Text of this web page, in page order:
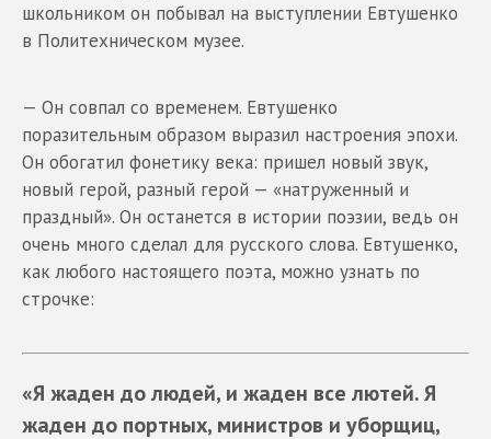
школьником он побывал на выступлении Евтушенко
в Политехническом музее.
— Он совпал со временем. Евтушенко
поразительным образом выразил настроения эпохи.
Он обогатил фонетику века: пришел новый звук,
новый герой, разный герой — «натруженный и
праздный». Он останется в истории поэзии, ведь он
очень много сделал для русского слова. Евтушенко,
как любого настоящего поэта, можно узнать по
строчке:
«Я жаден до людей, и жаден все лютей. Я
жаден до портных, министров и уборщиц,